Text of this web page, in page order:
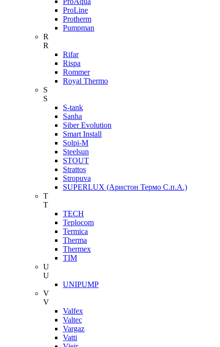
ProLine
Protherm
Pumpman
R
R
Rifar
Rispa
Rommer
Royal Thermo
S
S
S-tank
Sanha
Siber Evolution
Smart Install
Solpi-M
Steelsun
STOUT
Strattos
Stropuva
SUPERLUX (Аристон Термо С.п.А.)
T
T
TECH
Teplocom
Termica
Therma
Thermex
TIM
U
U
UNIPUMP
V
V
Valfex
Valtec
Vargaz
Vatti